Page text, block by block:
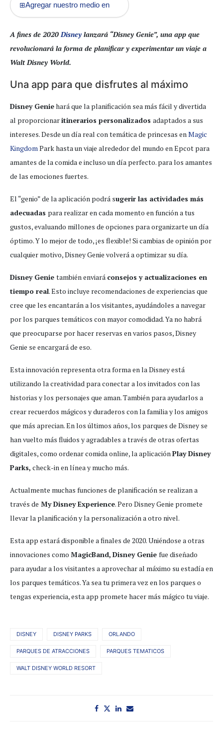
⊞Agregar nuestro medio en
A fines de 2020Disney lanzará “Disney Genie”, una app que
revolucionará la forma de planificar y experimentar un viaje a
Walt Disney World.
Una app para que disfrutes al máximo
Disney Geniehará que la planificación sea más fácil y divertida
al proporcionaritinerarios personalizados adaptados a sus
intereses. Desde un día real con temática de princesas enMagic
KingdomPark hasta un viaje alrededor del mundo en Epcot para
amantes de la comida e incluso un día perfecto. para los amantes
de las emociones fuertes.
El “genio” de la aplicación podrá sugerir las actividades más
adecuadas para realizar en cada momento en función a tus
gustos, evaluando millones de opciones para organizarte un día
óptimo. Y lo mejor de todo, ¡es flexible! Si cambias de opinión por
cualquier motivo, Disney Genie volverá a optimizar su día.
Disney Genie también enviará consejos y actualizaciones en
tiempo real. Esto incluye recomendaciones de experiencias que
cree que les encantarán a los visitantes, ayudándoles a navegar
por los parques temáticos con mayor comodidad. Ya no habrá
que preocuparse por hacer reservas en varios pasos, Disney
Genie se encargará de eso.
Esta innovación representa otra forma en la Disney está
utilizando la creatividad para conectar a los invitados con las
historias y los personajes que aman. También para ayudarlos a
crear recuerdos mágicos y duraderos con la familia y los amigos
que más aprecian. En los últimos años, los parques de Disney se
han vuelto más fluidos y agradables a través de otras ofertas
digitales, como ordenar comida online, la aplicaciónPlay Disney
Parks, check-in en línea y mucho más.
Actualmente muchas funciones de planificación se realizan a
través de My Disney Experience. Pero Disney Genie promete
llevar la planificación y la personalización a otro nivel.
Esta app estará disponible a finales de 2020. Uniéndose a otras
innovaciones como MagicBand, Disney Genie fue diseñado
para ayudar a los visitantes a aprovechar al máximo su estadía en
los parques temáticos. Ya sea tu primera vez en los parques o
tengas experiencia, esta app promete hacer más mágico tu viaje.
DISNEY DISNEY PARKS ORLANDO
PARQUES DE ATRACCIONES PARQUES TEMATICOS
WALT DISNEY WORLD RESORT